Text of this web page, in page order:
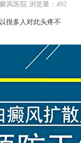
风医院 浏览量：492
很多人对此头疼不